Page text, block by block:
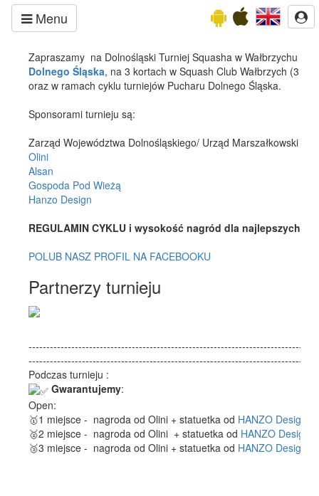
Menu
Zapraszamy na Dolnośląski Turniej Squasha w Wałbrzychu C
Dolnego Śląska, na 3 kortach w Squash Club Wałbrzych (3
oraz w ramach cyklu turniejów Pucharu Dolnego Śląska.
Sponsorami turnieju są:
Zarząd Województwa Dolnośląskiego/ Urząd Marszałkowski -
Olini
Alsan
Gospoda Pod Wieżą
Hanzo Design
REGULAMIN CYKLU i wysokość nagród dla najlepszych
POLUB NASZ PROFIL NA FACEBOOKU
Partnerzy turnieju
Podczas turnieju :
Gwarantujemy:
Open:
🥇1 miejsce - nagroda od Olini + statuetka od HANZO Design
🥈2 miejsce - nagroda od Olini + statuetka od HANZO Design
🥉3 miejsce - nagroda od Olini + statuetka od HANZO Design